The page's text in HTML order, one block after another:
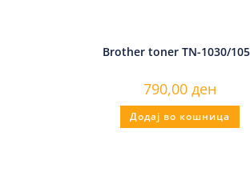
Brother toner TN-1030/
790,00 ден
Додај во кошница